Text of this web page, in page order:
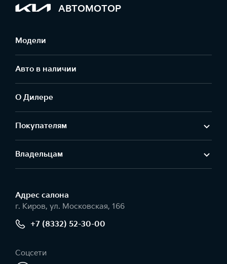
АВТОМОТОР
Модели
Авто в наличии
О Дилере
Покупателям
Владельцам
Адрес салонa
г. Киров, ул. Московская, 166
+7 (8332) 52-30-00
Соцсети